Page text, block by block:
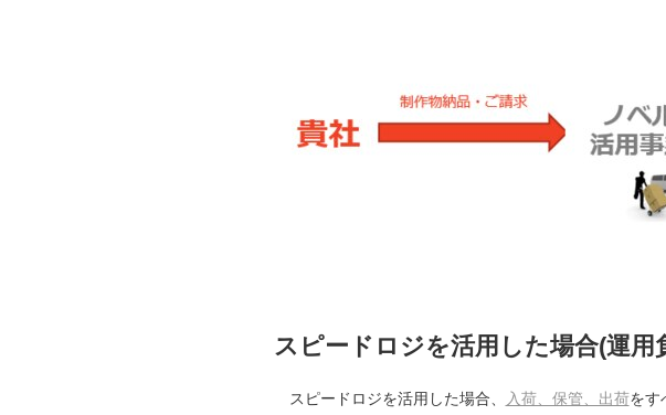
スピードロジを活用した場合(運用
スピードロジを活用した場合、 入荷、保管、出荷をす